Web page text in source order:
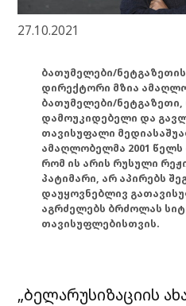
27.10.2021
ბათუმელები/
დირექტორი მზია
ბათუმელები/
დამოუკიდებელი და
თავისუფალი
ამაღლობელმა 2001 წელს
რომ ის არის რუსული
პატიმარი, არ აპირებს
დაუყოვნებლივ
აგრძელებს ბრძოლას
თავისუფლებისთვის.
„ბელარუსიზაციის